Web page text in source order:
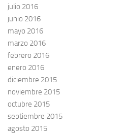
julio 2016
junio 2016
mayo 2016
marzo 2016
febrero 2016
enero 2016
diciembre 2015
noviembre 2015
octubre 2015
septiembre 2015
agosto 2015